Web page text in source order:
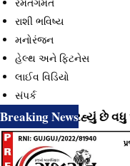
રાશી ભવિષ્ય
મનોરંજન
હેલ્થ અને ફિટનેસ
લાઈવ વિડિયો
સંપર્ક
Breaking News
રહ્યું છે વધુ એક